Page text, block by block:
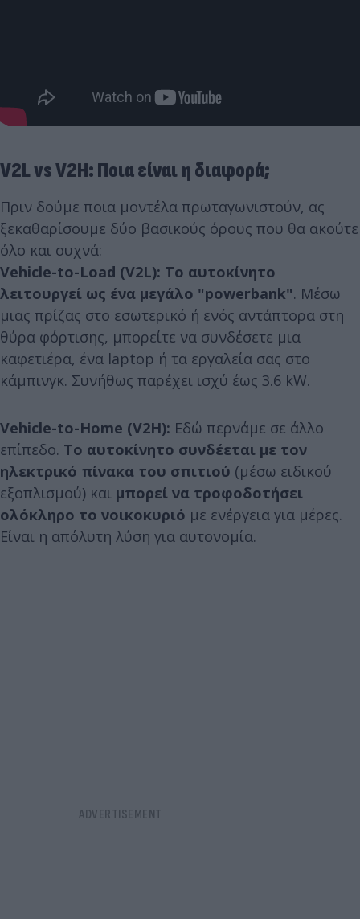
V2L vs V2H: Ποια είναι η διαφορά;
Πριν δούμε ποια μοντέλα πρωταγωνιστούν, ας
ξεκαθαρίσουμε δύο βασικούς όρους που θα ακούτε
όλο και συχνά:
Vehicle-to-Load (V2L): Το αυτοκίνητο
λειτουργεί ως ένα μεγάλο "powerbank". Μέσω
μιας πρίζας στο εσωτερικό ή ενός αντάπτορα στη
θύρα φόρτισης, μπορείτε να συνδέσετε μια
καφετιέρα, ένα laptop ή τα εργαλεία σας στο
κάμπινγκ. Συνήθως παρέχει ισχύ έως 3.6 kW.
Vehicle-to-Home (V2H): Εδώ περνάμε σε άλλο
επίπεδο. Το αυτοκίνητο συνδέεται με τον
ηλεκτρικό πίνακα του σπιτιού (μέσω ειδικού
εξοπλισμού) και μπορεί να τροφοδοτήσει
ολόκληρο το νοικοκυριό με ενέργεια για μέρες.
Είναι η απόλυτη λύση για αυτονομία.